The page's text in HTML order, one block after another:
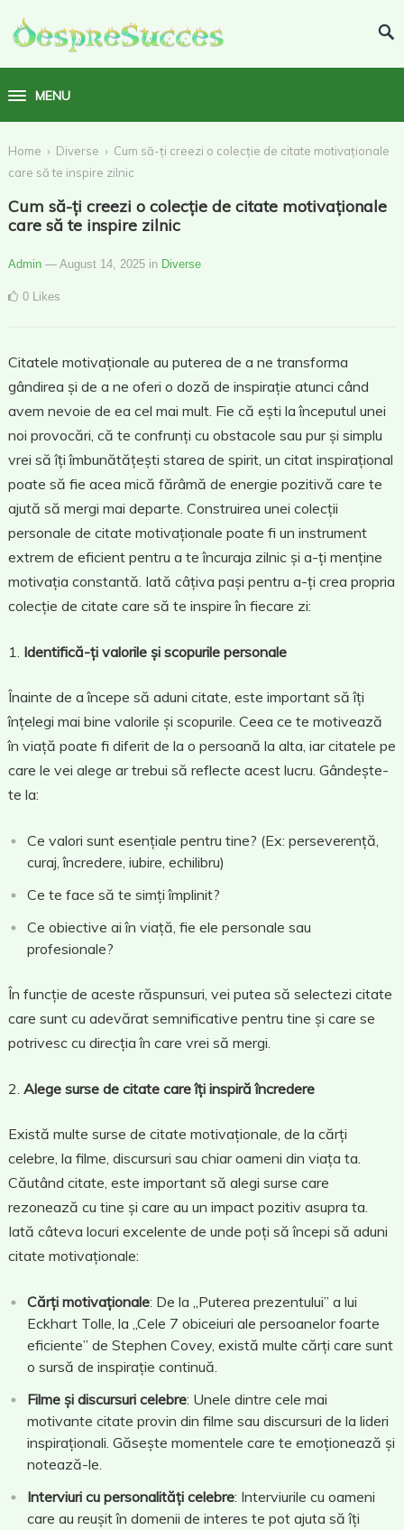
MENU
Home › Diverse › Cum să-ți creezi o colecție de citate motivaționale
care să te inspire zilnic
Cum să-ți creezi o colecție de citate motivaționale
care să te inspire zilnic
Admin — August 14, 2025 in Diverse
0 Likes
Citatele motivaționale au puterea de a ne transforma
gândirea și de a ne oferi o doză de inspirație atunci când
avem nevoie de ea cel mai mult. Fie că ești la începutul unei
noi provocări, că te confrunți cu obstacole sau pur și simplu
vrei să îți îmbunătățești starea de spirit, un citat inspirațional
poate să fie acea mică fărâmă de energie pozitivă care te
ajută să mergi mai departe. Construirea unei colecții
personale de citate motivaționale poate fi un instrument
extrem de eficient pentru a te încuraja zilnic și a-ți menține
motivația constantă. Iată câțiva pași pentru a-ți crea propria
colecție de citate care să te inspire în fiecare zi:
Identifică-ți valorile și scopurile personale
Înainte de a începe să aduni citate, este important să îți
înțelegi mai bine valorile și scopurile. Ceea ce te motivează
în viață poate fi diferit de la o persoană la alta, iar citatele pe
care le vei alege ar trebui să reflecte acest lucru. Gândește-
te la:
Ce valori sunt esențiale pentru tine? (Ex: perseverență,
curaj, încredere, iubire, echilibru)
Ce te face să te simți împlinit?
Ce obiective ai în viață, fie ele personale sau
profesionale?
În funcție de aceste răspunsuri, vei putea să selectezi citate
care sunt cu adevărat semnificative pentru tine și care se
potrivesc cu direcția în care vrei să mergi.
Alege surse de citate care îți inspiră încredere
Există multe surse de citate motivaționale, de la cărți
celebre, la filme, discursuri sau chiar oameni din viața ta.
Căutând citate, este important să alegi surse care
rezonează cu tine și care au un impact pozitiv asupra ta.
Iată câteva locuri excelente de unde poți să începi să aduni
citate motivaționale:
Cărți motivaționale: De la „Puterea prezentului” a lui
Eckhart Tolle, la „Cele 7 obiceiuri ale persoanelor foarte
eficiente” de Stephen Covey, există multe cărți care sunt
o sursă de inspirație continuă.
Filme și discursuri celebre: Unele dintre cele mai
motivante citate provin din filme sau discursuri de la lideri
inspiraționali. Găsește momentele care te emoționează și
notează-le.
Interviuri cu personalități celebre: Interviurile cu oameni
care au reușit în domenii de interes te pot ajuta să îți